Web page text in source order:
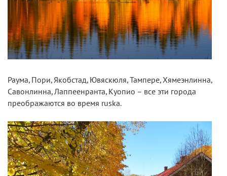
Раума, Пори, Якобстад, Ювяскюля, Тампере, Хямеэнлинна,
Савонлинна, Лаппеенранта, Куопио – все эти города
преображаются во время ruska.